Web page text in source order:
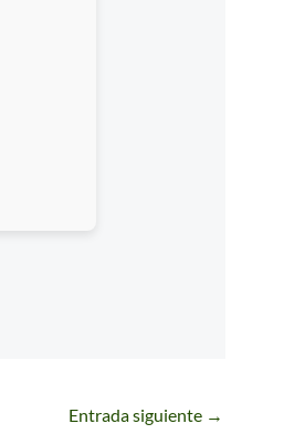
Entrada siguiente →